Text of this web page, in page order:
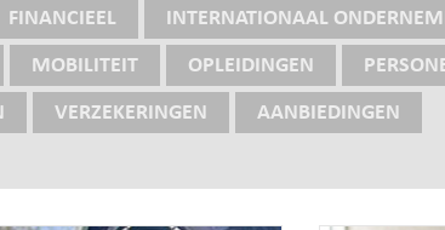
FINANCIEEL INTERNATIONAAL
MOBILITEIT OPLEIDINGEN
VERZEKERINGEN AANBIEDINGEN